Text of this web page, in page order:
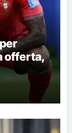
offerta,